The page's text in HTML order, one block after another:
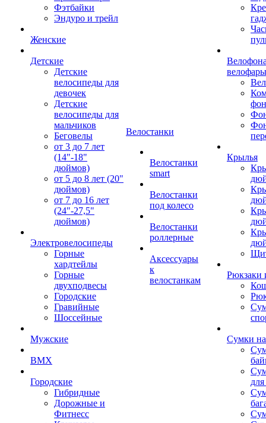
Фэтбайки
Эндуро и трейл
Женские
Детские
Детские
велосипеды для
девочек
Детские
велосипеды для
мальчиков
Беговелы
от 3 до 7 лет
(14"-18"
дюймов)
от 5 до 8 лет (20"
дюймов)
от 7 до 16 лет
(24"-27,5"
дюймов)
Электровелосипеды
Горные
хардтейлы
Горные
двухподвесы
Городские
Гравийные
Шоссейные
Мужские
BMX
Городские
Гибридные
Дорожные и
Фитнесс
Велостанки
Велостанки
smart
Велостанки
под колесо
Велостанки
роллерные
Аксессуары
к
велостанкам
велофары
Крылья
Рюкзаки
Сумки